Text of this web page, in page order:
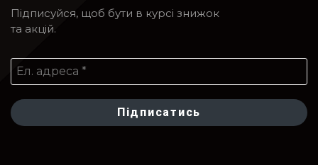
Підписуйся, щоб бути в курсі знижок
та акцій.